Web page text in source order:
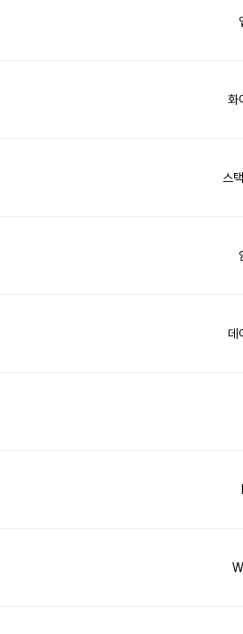
화
스
데